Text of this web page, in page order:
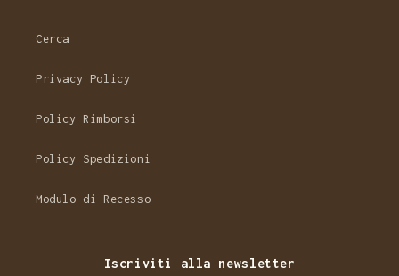
Cerca
Privacy Policy
Policy Rimborsi
Policy Spedizioni
Modulo di Recesso
Iscriviti alla newsletter